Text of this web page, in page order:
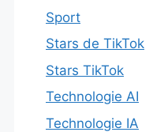
Sport
Stars de TikTok
Stars TikTok
Technologie AI
Technologie IA